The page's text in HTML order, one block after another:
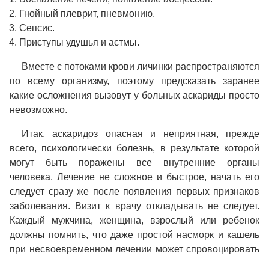
Гнойный плеврит, пневмонию.
Сепсис.
Приступы удушья и астмы.
Вместе с потоками крови личинки распространяются
по всему организму, поэтому предсказать заранее
какие осложнения вызовут у больных аскариды просто
невозможно.
Итак, аскаридоз опасная и неприятная, прежде
всего, психологически болезнь, в результате которой
могут быть поражены все внутренние органы
человека. Лечение не сложное и быстрое, начать его
следует сразу же после появления первых признаков
заболевания. Визит к врачу откладывать не следует.
Каждый мужчина, женщина, взрослый или ребенок
должны помнить, что даже простой насморк и кашель
при несвоевременном лечении может спровоцировать